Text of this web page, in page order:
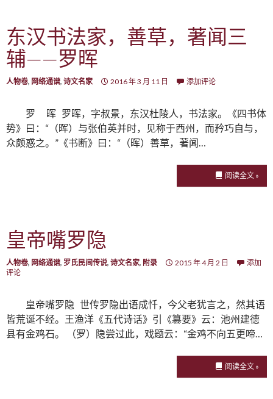
东汉书法家，善草，著闻三
辅——罗晖
人物卷, 网络通谱, 诗文名家 2016 年 3 月 11 日 添加评论
罗 晖 罗晖，字叔景，东汉杜陵人，书法家。《四书体
势》曰：“（晖）与张伯英并时，见称于西州，而矜巧自与，
众颇惑之。”《书断》曰：“（晖）善草，著闻…
阅读全文 »
皇帝嘴罗隐
人物卷, 网络通谱, 罗氏民间传说, 诗文名家, 附录 2015 年 4 月 2 日
添加
评论
皇帝嘴罗隐 世传罗隐出语成忏，今父老犹言之，然其语
皆荒诞不经。王渔洋《五代诗话》引《篡要》云：池州建德
县有金鸡石。 （罗）隐尝过此，戏题云：“金鸡不向五更啼…
阅读全文 »